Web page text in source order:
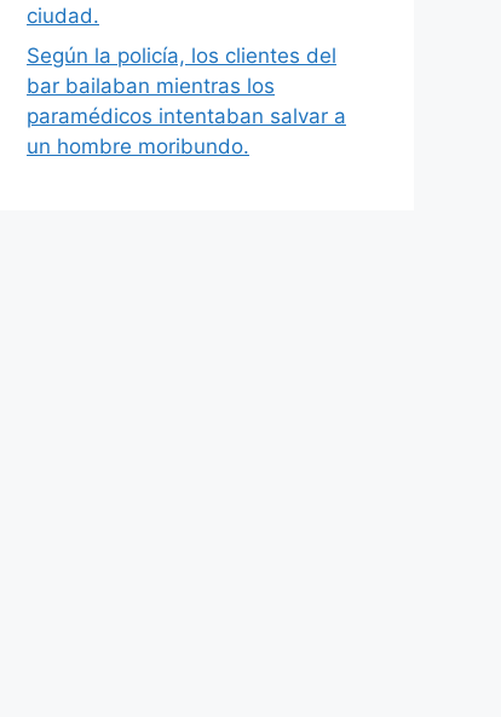
ciudad.
Según la policía, los clientes del
bar bailaban mientras los
paramédicos intentaban salvar a
un hombre moribundo.